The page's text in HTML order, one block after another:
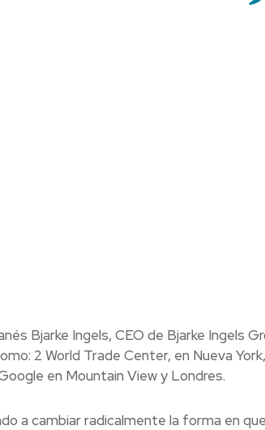
Bjarke Ingels, CEO de Bjarke Ingels
2 World Trade Center, en Nueva
en Mountain View y Londres.
a cambiar radicalmente la forma en